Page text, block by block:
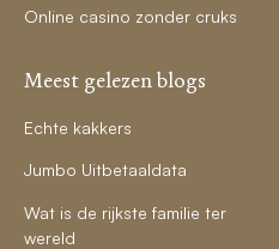
Online casino zonder cruks
Meest gelezen blogs
Echte kakkers
Jumbo Uitbetaaldata
Wat is de rijkste familie ter
wereld